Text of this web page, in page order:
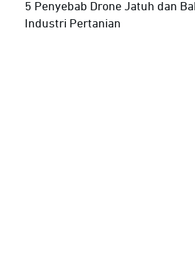
5 Penyebab Drone Jatuh dan
Industri Pertanian